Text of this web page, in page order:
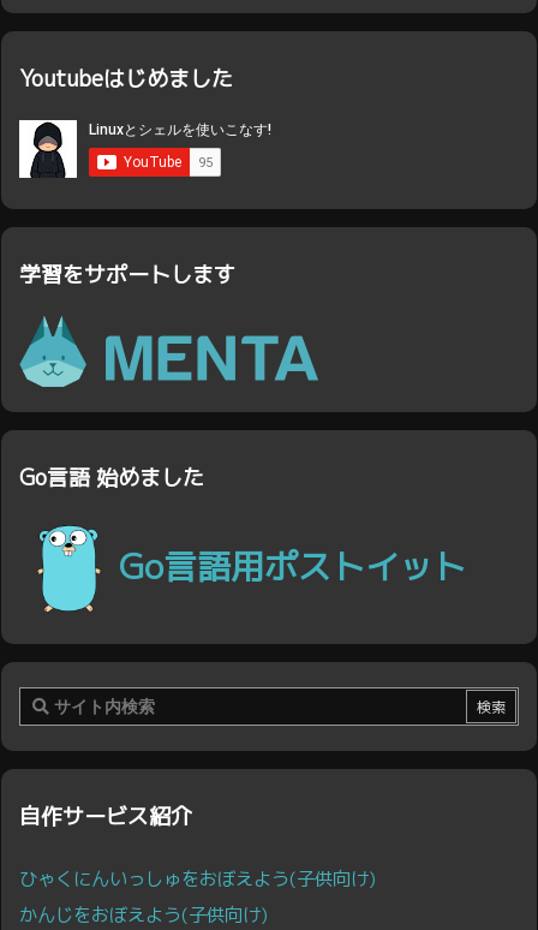
Youtubeはじめました
学習をサポートします
Go言語 始めました
Go言語用ポストイット
自作サービス紹介
ひゃくにんいっしゅをおぼえよう(子供向け)
かんじをおぼえよう(子供向け)